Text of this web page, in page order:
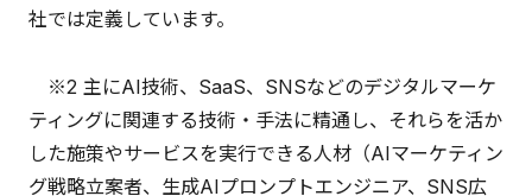
社では定義しています。
※2 主にAI技術、SaaS、SNSなどのデジタルマーケ
ティングに関連する技術・手法に精通し、それらを活か
した施策やサービスを実行できる人材（AIマーケティン
グ戦略立案者、生成AIプロンプトエンジニア、SNS広